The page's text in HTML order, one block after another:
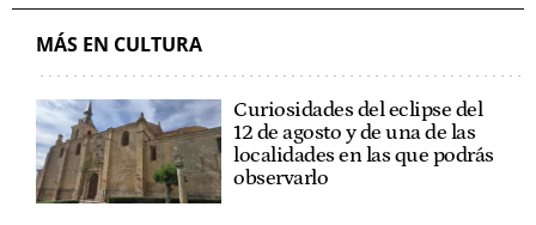
MÁS EN CULTURA
Curiosidades del eclipse del
12 de agosto y de una de las
localidades en las que podrás
observarlo